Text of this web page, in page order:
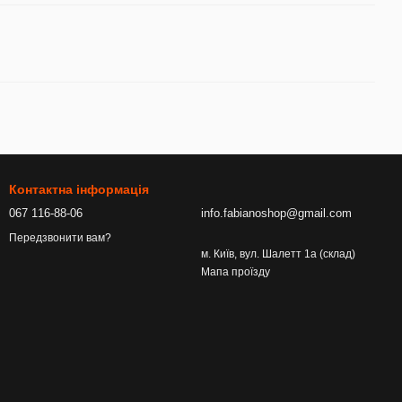
Контактна інформація
067 116-88-06
Передзвонити вам?
info.fabianoshop@gmail.com
м. Київ, вул. Шалетт 1а (склад)
Мапа проїзду